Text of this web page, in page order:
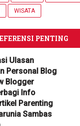
WISATA
PENTING
Ulasan
Personal Blog
Blogger
Info
Parenting
Sambas